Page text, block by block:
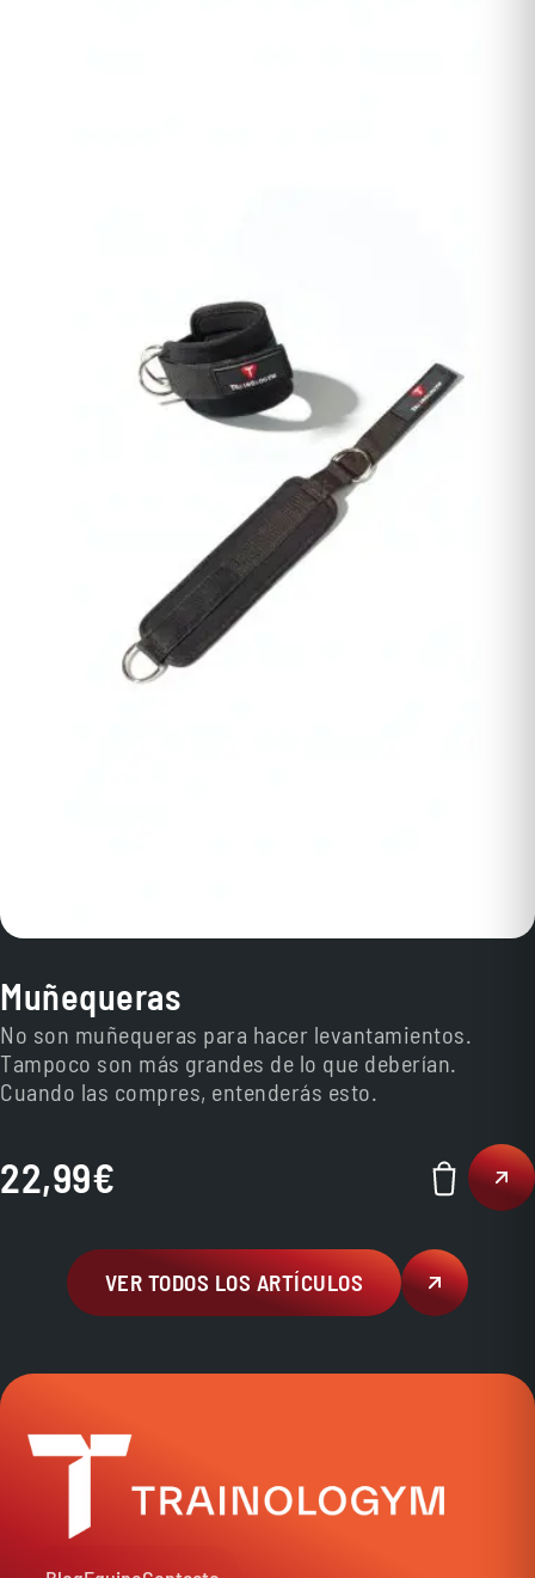
Muñequeras
No son muñequeras para hacer levantamientos.
Tampoco son más grandes de lo que deberían.
Cuando las compres, entenderás esto.
22,99€
VER TODOS LOS ARTÍCULOS